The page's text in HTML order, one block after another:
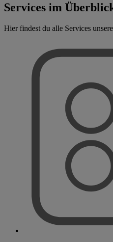
Services im
Hier findest du alle Services